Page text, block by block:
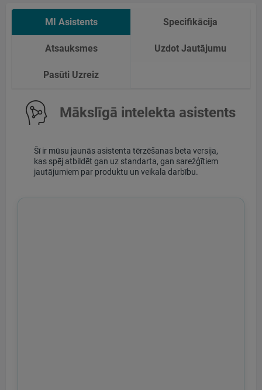
MI Asistents Specifikācija
Atsauksmes Uzdot Jautājumu
Pasūti Uzreiz
Mākslīgā intelekta asistents
Šī ir mūsu jaunās asistenta tērzēšanas beta versija,
kas spēj atbildēt gan uz standarta, gan sarežģītiem
jautājumiem par produktu un veikala darbību.